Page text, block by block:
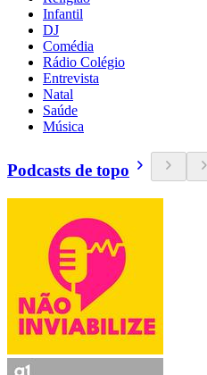
Infantil
DJ
Comédia
Rádio Colégio
Entrevista
Natal
Saúde
Música
Podcasts de topo